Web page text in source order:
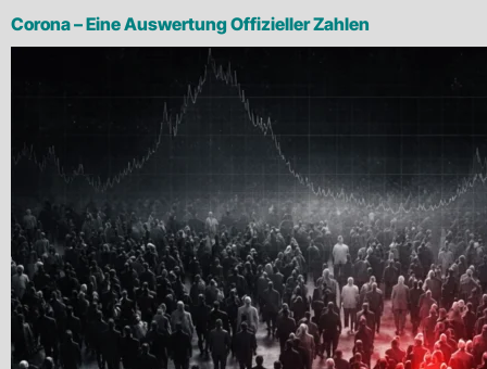
Corona – Eine Auswertung Offizieller Zahlen